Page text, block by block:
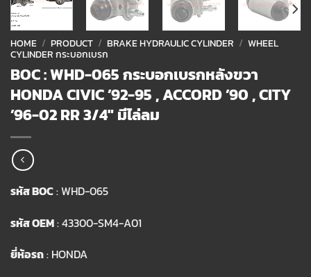
HOME / PRODUCT / BRAKE HYDRAULIC CYLINDER / WHEEL
CYLINDER กระบอกเบรก
BOC : WHD-065 กระบอกเบรกหลังขวา
HONDA CIVIC ’92-95 , ACCORD ’90 , CITY
’96-02 RR 3/4″ มีไล่ลม
รหัส BOC: WHD-065
รหัส OEM: 43300-SM4-A01
ยี่ห้อรถ: HONDA